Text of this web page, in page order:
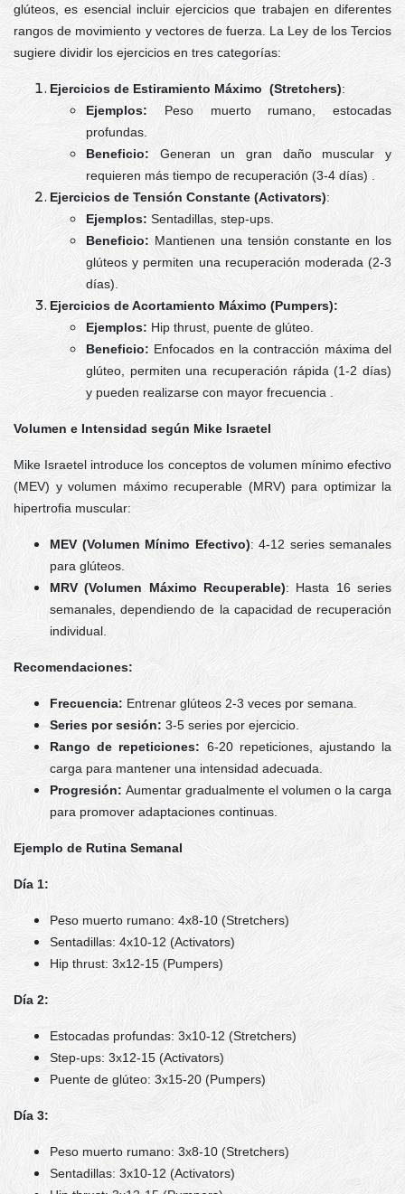
glúteos, es esencial incluir ejercicios que trabajen en diferentes
rangos de movimiento y vectores de fuerza. La Ley de los Tercios
sugiere dividir los ejercicios en tres categorías:
Ejercicios de Estiramiento Máximo (Stretchers):
Ejemplos: Peso muerto rumano, estocadas
profundas.
Beneficio: Generan un gran daño muscular y
requieren más tiempo de recuperación (3-4 días) .
Ejercicios de Tensión Constante (Activators):
Ejemplos: Sentadillas, step-ups.
Beneficio: Mantienen una tensión constante en los
glúteos y permiten una recuperación moderada (2-3
días).
Ejercicios de Acortamiento Máximo (Pumpers):
Ejemplos: Hip thrust, puente de glúteo.
Beneficio: Enfocados en la contracción máxima del
glúteo, permiten una recuperación rápida (1-2 días)
y pueden realizarse con mayor frecuencia .
Volumen e Intensidad según Mike Israetel
Mike Israetel introduce los conceptos de volumen mínimo efectivo
(MEV) y volumen máximo recuperable (MRV) para optimizar la
hipertrofia muscular:
MEV (Volumen Mínimo Efectivo): 4-12 series semanales
para glúteos.
MRV (Volumen Máximo Recuperable): Hasta 16 series
semanales, dependiendo de la capacidad de recuperación
individual.
Recomendaciones:
Frecuencia: Entrenar glúteos 2-3 veces por semana.
Series por sesión: 3-5 series por ejercicio.
Rango de repeticiones: 6-20 repeticiones, ajustando la
carga para mantener una intensidad adecuada.
Progresión: Aumentar gradualmente el volumen o la carga
para promover adaptaciones continuas.
Ejemplo de Rutina Semanal
Día 1:
Peso muerto rumano: 4x8-10 (Stretchers)
Sentadillas: 4x10-12 (Activators)
Hip thrust: 3x12-15 (Pumpers)
Día 2:
Estocadas profundas: 3x10-12 (Stretchers)
Step-ups: 3x12-15 (Activators)
Puente de glúteo: 3x15-20 (Pumpers)
Día 3:
Peso muerto rumano: 3x8-10 (Stretchers)
Sentadillas: 3x10-12 (Activators)